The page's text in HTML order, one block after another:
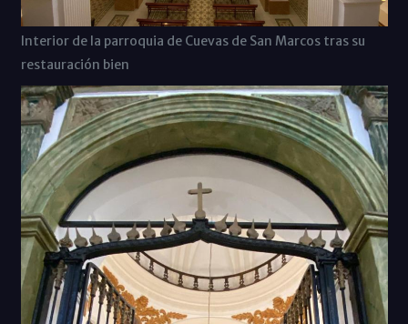
Interior de la parroquia de Cuevas de San Marcos tras su
restauración bien